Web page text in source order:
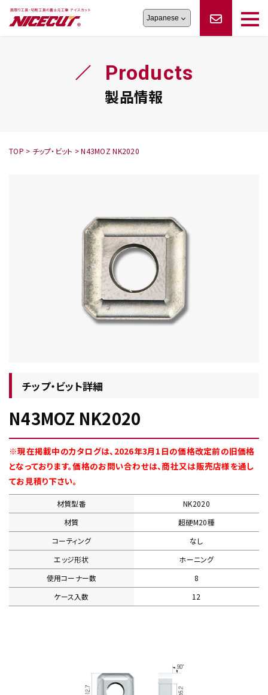
旋盤工具シリーズ
シリーズ
生産終了品
オーダー品依頼
フェイス・ショルダーシリーズかんたんオーダー
トラブルシューティング
ロックピンの逆ジメに注意
Products
製品情報
TOP > チップ・ビット >N43MOZ NK2020
チップ・ビット詳細
N43MOZ NK2020
※現在掲載中のカタログは、2026年3月1日の価格改定前の旧価格
となっております。価格のお問い合わせは、商社又は販売店様を通し
てお見積り下さい。
材質型番
NK2020
材質
超硬M20種
コーティング
なし
エッジ形状
ホーニング
使用コーナー数
8
ケース入数
12